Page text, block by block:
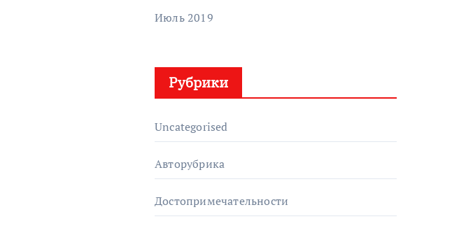
Июль 2019
Рубрики
Uncategorised
Авторубрика
Достопримечательности